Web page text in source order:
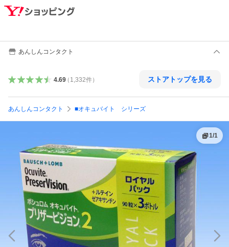
あんしんコンタクト
4.69（ 1,332件） ストアトップを見る
あんしんコンタクト ■オキュバイト シリーズ
1/1